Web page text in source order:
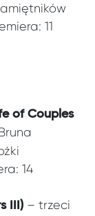
11
of Couples
14
III)– trzeci